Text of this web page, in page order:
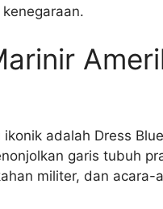
adalah Dress
garis tubuh
militer, dan acara-